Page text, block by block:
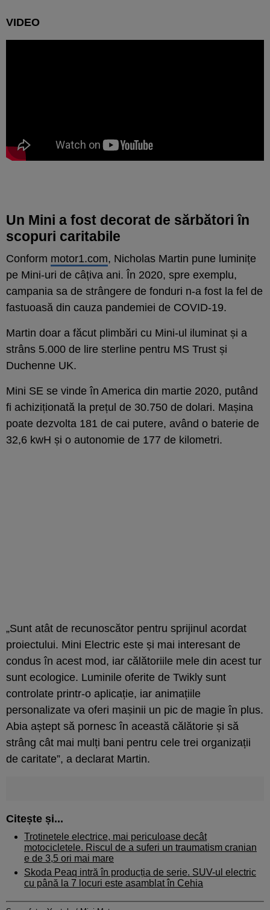
VIDEO
Un Mini a fost decorat de sărbători în
scopuri caritabile
Conform motor1.com, Nicholas Martin pune luminițe
pe Mini-uri de câțiva ani. În 2020, spre exemplu,
campania sa de strângere de fonduri n-a fost la fel de
fastuoasă din cauza pandemiei de COVID-19.
Martin doar a făcut plimbări cu Mini-ul iluminat și a
strâns 5.000 de lire sterline pentru MS Trust și
Duchenne UK.
Mini SE se vinde în America din martie 2020, putând
fi achiziționată la prețul de 30.750 de dolari. Mașina
poate dezvolta 181 de cai putere, având o baterie de
32,6 kwH și o autonomie de 177 de kilometri.
„Sunt atât de recunoscător pentru sprijinul acordat
proiectului. Mini Electric este și mai interesant de
condus în acest mod, iar călătoriile mele din acest tur
sunt ecologice. Luminile oferite de Twikly sunt
controlate printr-o aplicație, iar animațiile
personalizate va oferi mașinii un pic de magie în plus.
Abia aștept să pornesc în această călătorie și să
strâng cât mai mulți bani pentru cele trei organizații
de caritate”, a declarat Martin.
Citește și...
Trotinetele electrice, mai periculoase decât
motocicletele. Riscul de a suferi un traumatism cranian
e de 3,5 ori mai mare
Skoda Peaq intră în producția de serie. SUV-ul electric
cu până la 7 locuri este asamblat în Cehia